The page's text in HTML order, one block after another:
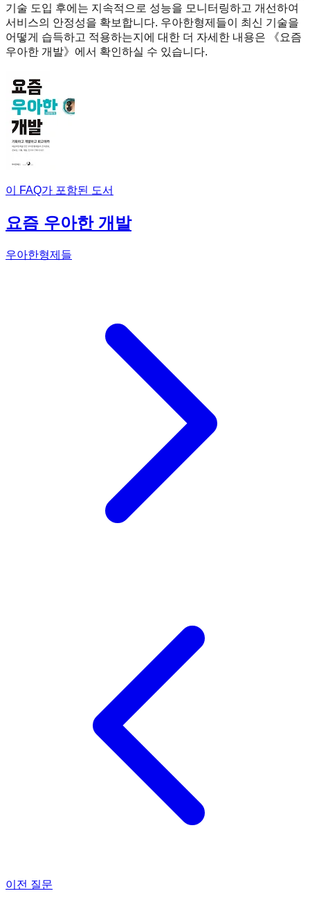
기술 도입 후에는 지속적으로 성능을 모니터링하고 개선하여
서비스의 안정성을 확보합니다. 우아한형제들이 최신 기술을
어떻게 습득하고 적용하는지에 대한 더 자세한 내용은 《요즘
우아한 개발》에서 확인하실 수 있습니다.
이 FAQ가 포함된 도서
요즘 우아한 개발
우아한형제들
이전 질문